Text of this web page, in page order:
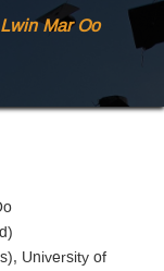
Mar Oo
University of